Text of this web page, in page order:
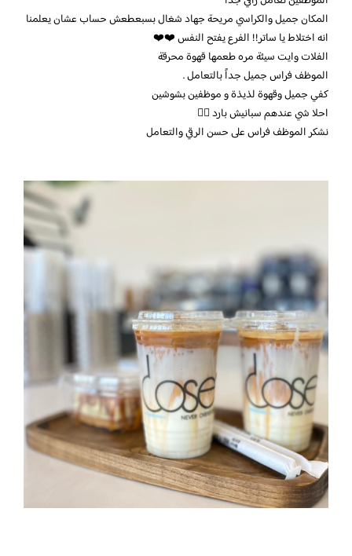
المكان جميل والكراسي مريحة جهاد شغال بسبعطعش حساب عشان يعلمنا
انه اختلاط يا ساتر!! الفرع يفتح النفس ❤️❤️
الفلات وايت سيئة مره طعمها قهوة محرقة
الموظف فراس جميل جداً بالتعامل .
كفي جميل وقهوة لذيذة و موظفين بشوشين
احلا شي عندهم سبانيش بارد 👍🏻
نشكر الموظف فراس على حسن الرقي والتعامل